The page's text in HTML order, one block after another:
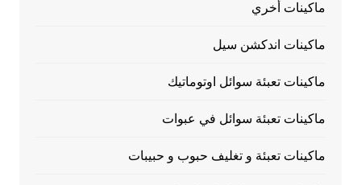
ماكينات أخري
ماكينات اندكشن سيل
ماكينات تعبئة سوائل اوتوماتيك
ماكينات تعبئة سوائل في عبوات
ماكينات تعبئة و تغليف حبوب و حبيبات